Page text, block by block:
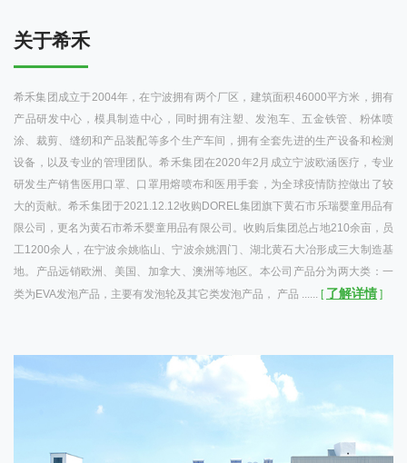
关于希禾
希禾集团成立于2004年，在宁波拥有两个厂区，建筑面积46000平方米，拥有
产品研发中心，模具制造中心，同时拥有注塑、发泡车、五金铁管、粉体喷
涂、裁剪、缝纫和产品装配等多个生产车间，拥有全套先进的生产设备和检测
设备，以及专业的管理团队。希禾集团在2020年2月成立宁波欧涵医疗，专业
研发生产销售医用口罩、口罩用熔喷布和医用手套，为全球疫情防控做出了较
大的贡献。希禾集团于2021.12.12收购DOREL集团旗下黄石市乐瑞婴童用品有
限公司，更名为黄石市希禾婴童用品有限公司。收购后集团总占地210余亩，员
工1200余人，在宁波余姚临山、宁波余姚泗门、湖北黄石大冶形成三大制造基
地。产品远销欧洲、美国、加拿大、澳洲等地区。本公司产品分为两大类：一
类为EVA发泡产品，主要有发泡轮及其它类发泡产品， 产品 ...... [ 了解详情 ]